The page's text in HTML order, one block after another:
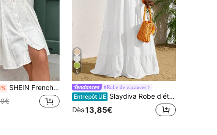
SHEIN Frenchy Robe en lin blanc, robe blanche à col ras-du-cou, décoration de bouton central à l'avant, tissu confortable et respirant, convient pour les vacances et les déplacements quotidiens. Robe simple et unie pour femmes, idéale pour le port quotidien.
6
#Robe de vacances
Entrepôt UE Slaydiva Robe d'été à bretelles fines de couleur unie pour les vacances
Dès13,85€